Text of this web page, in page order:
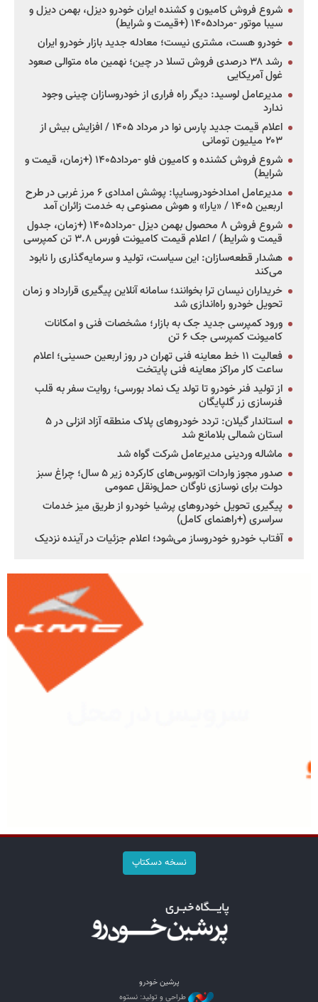
شروع فروش کامیون و کشنده ایران خودرو دیزل، بهمن دیزل و
سیبا موتور -مرداد۱۴۰۵ (+قیمت و شرایط)
خودرو هست، مشتری نیست؛ معادله جدید بازار خودرو ایران
رشد ۳۸ درصدی فروش تسلا در چین؛ نهمین ماه متوالی صعود
غول آمریکایی
مدیرعامل لوسید: دیگر راه فراری از خودروسازان چینی وجود
ندارد
اعلام قیمت جدید پارس نوا در مرداد ۱۴۰۵ / افزایش بیش از
۲۰۳ میلیون تومانی
شروع فروش کشنده و کامیون فاو -مرداد۱۴۰۵ (+زمان، قیمت و
شرایط)
مدیرعامل امدادخودروسایپا: پوشش امدادی ۶ مرز غربی در طرح
اربعین ۱۴۰۵ / «یارا» و هوش مصنوعی به خدمت زائران آمد
شروع فروش ۸ محصول بهمن دیزل -مرداد۱۴۰۵ (+زمان، جدول
قیمت و شرایط) / اعلام قیمت کامیونت فورس ۳.۸ تن کمپرسی
هشدار قطعه‌سازان: این سیاست، تولید و سرمایه‌گذاری را نابود
می‌کند
خریداران نیسان ترا بخوانند؛ سامانه آنلاین پیگیری قرارداد و زمان
تحویل خودرو راه‌اندازی شد
ورود کمپرسی جدید جک به بازار؛ مشخصات فنی و امکانات
کامیونت کمپرسی جک ۶ تن
فعالیت ۱۱ خط معاینه فنی تهران در روز اربعین حسینی؛ اعلام
ساعت کار مراکز معاینه فنی پایتخت
از تولید فنر خودرو تا تولد یک نماد بورسی؛ روایت سفر به قلب
فنرسازی زر گلپایگان
استاندار گیلان: تردد خودروهای پلاک منطقه آزاد انزلی در ۵
استان شمالی بلامانع شد
ماشاله وردینی مدیرعامل شرکت گواه شد
صدور مجوز واردات اتوبوس‌های کارکرده زیر ۵ سال؛ چراغ سبز
دولت برای نوسازی ناوگان حمل‌ونقل عمومی
پیگیری تحویل خودروهای پرشیا خودرو از طریق میز خدمات
سراسری (+راهنمای کامل)
آفتاب خودرو خودروساز می‌شود؛ اعلام جزئیات در آینده نزدیک
نسخه دسکتاپ
پرشین خودرو
طراحی و تولید: نستوه